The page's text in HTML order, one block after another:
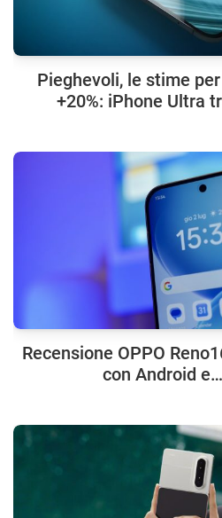
Pieghevoli, le stime
+20%: iPhone Ultra
Recensione OPPO
con Android